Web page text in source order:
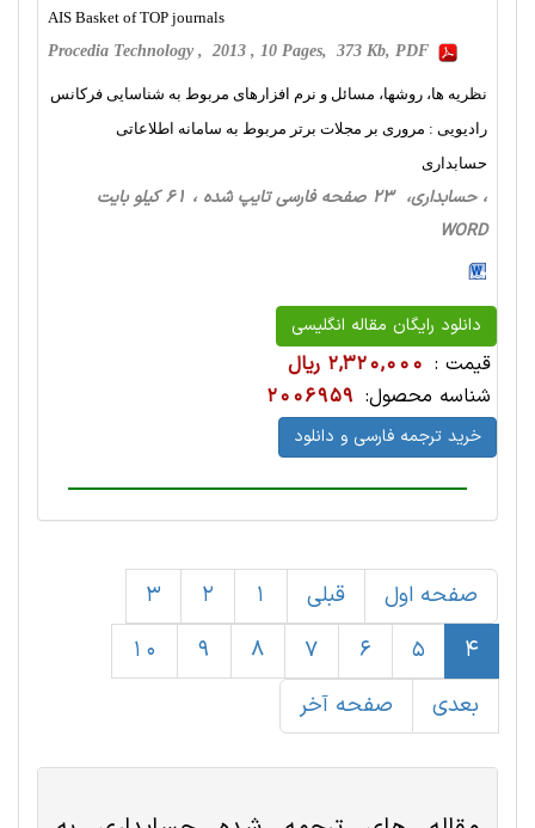
AIS Basket of TOP journals
Procedia Technology , 2013 , 10 Pages, 373 Kb, PDF
نظریه ها، روشها، مسائل و نرم افزارهای مربوط به شناسایی فرکانس
رادیویی : مروری بر مجلات برتر مربوط به سامانه اطلاعاتی
حسابداری
، حسابداری، 23 صفحه فارسی تایپ شده ، 61 کیلو بایت
WORD
دانلود رایگان مقاله انگلیسی
قیمت : 2,320,000 ریال
شناسه محصول: 2006959
خرید ترجمه فارسی و دانلود
صفحه اول قبلی 1
2
3
4
5
6
7
8
9
10
بعدی
صفحه آخر